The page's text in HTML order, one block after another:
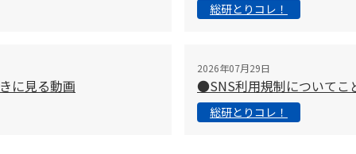
総研とりコレ！
に見る動画
2026年07月29日
●SNS利用規制についてこ
総研とりコレ！